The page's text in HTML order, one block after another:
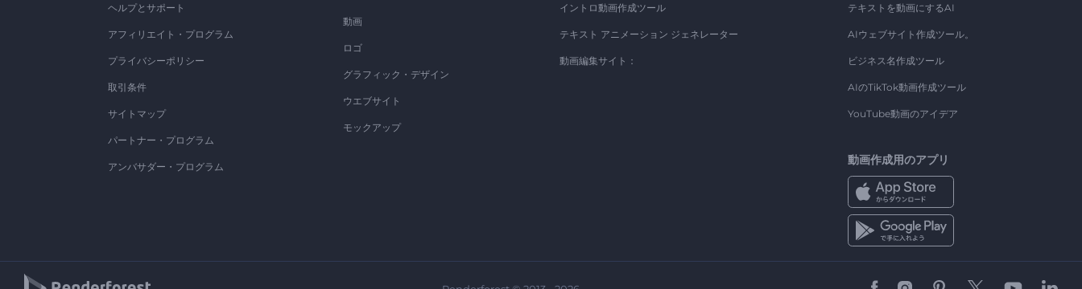
ヘルプとサポート
アフィリエイト・プログラム
プライバシーポリシー
取引条件
サイトマップ
パートナー・プログラム
アンバサダー・プログラム
動画
ロゴ
グラフィック・デザイン
ウエブサイト
モックアップ
イントロ動画作成ツール
テキスト アニメーション ジェネレーター
動画編集サイト：
テキストを動画にするAI
AIウェブサイト作成ツール。
ビジネス名作成ツール
AIのTikTok動画作成ツール
YouTube動画のアイデア
動画作成用のアプリ